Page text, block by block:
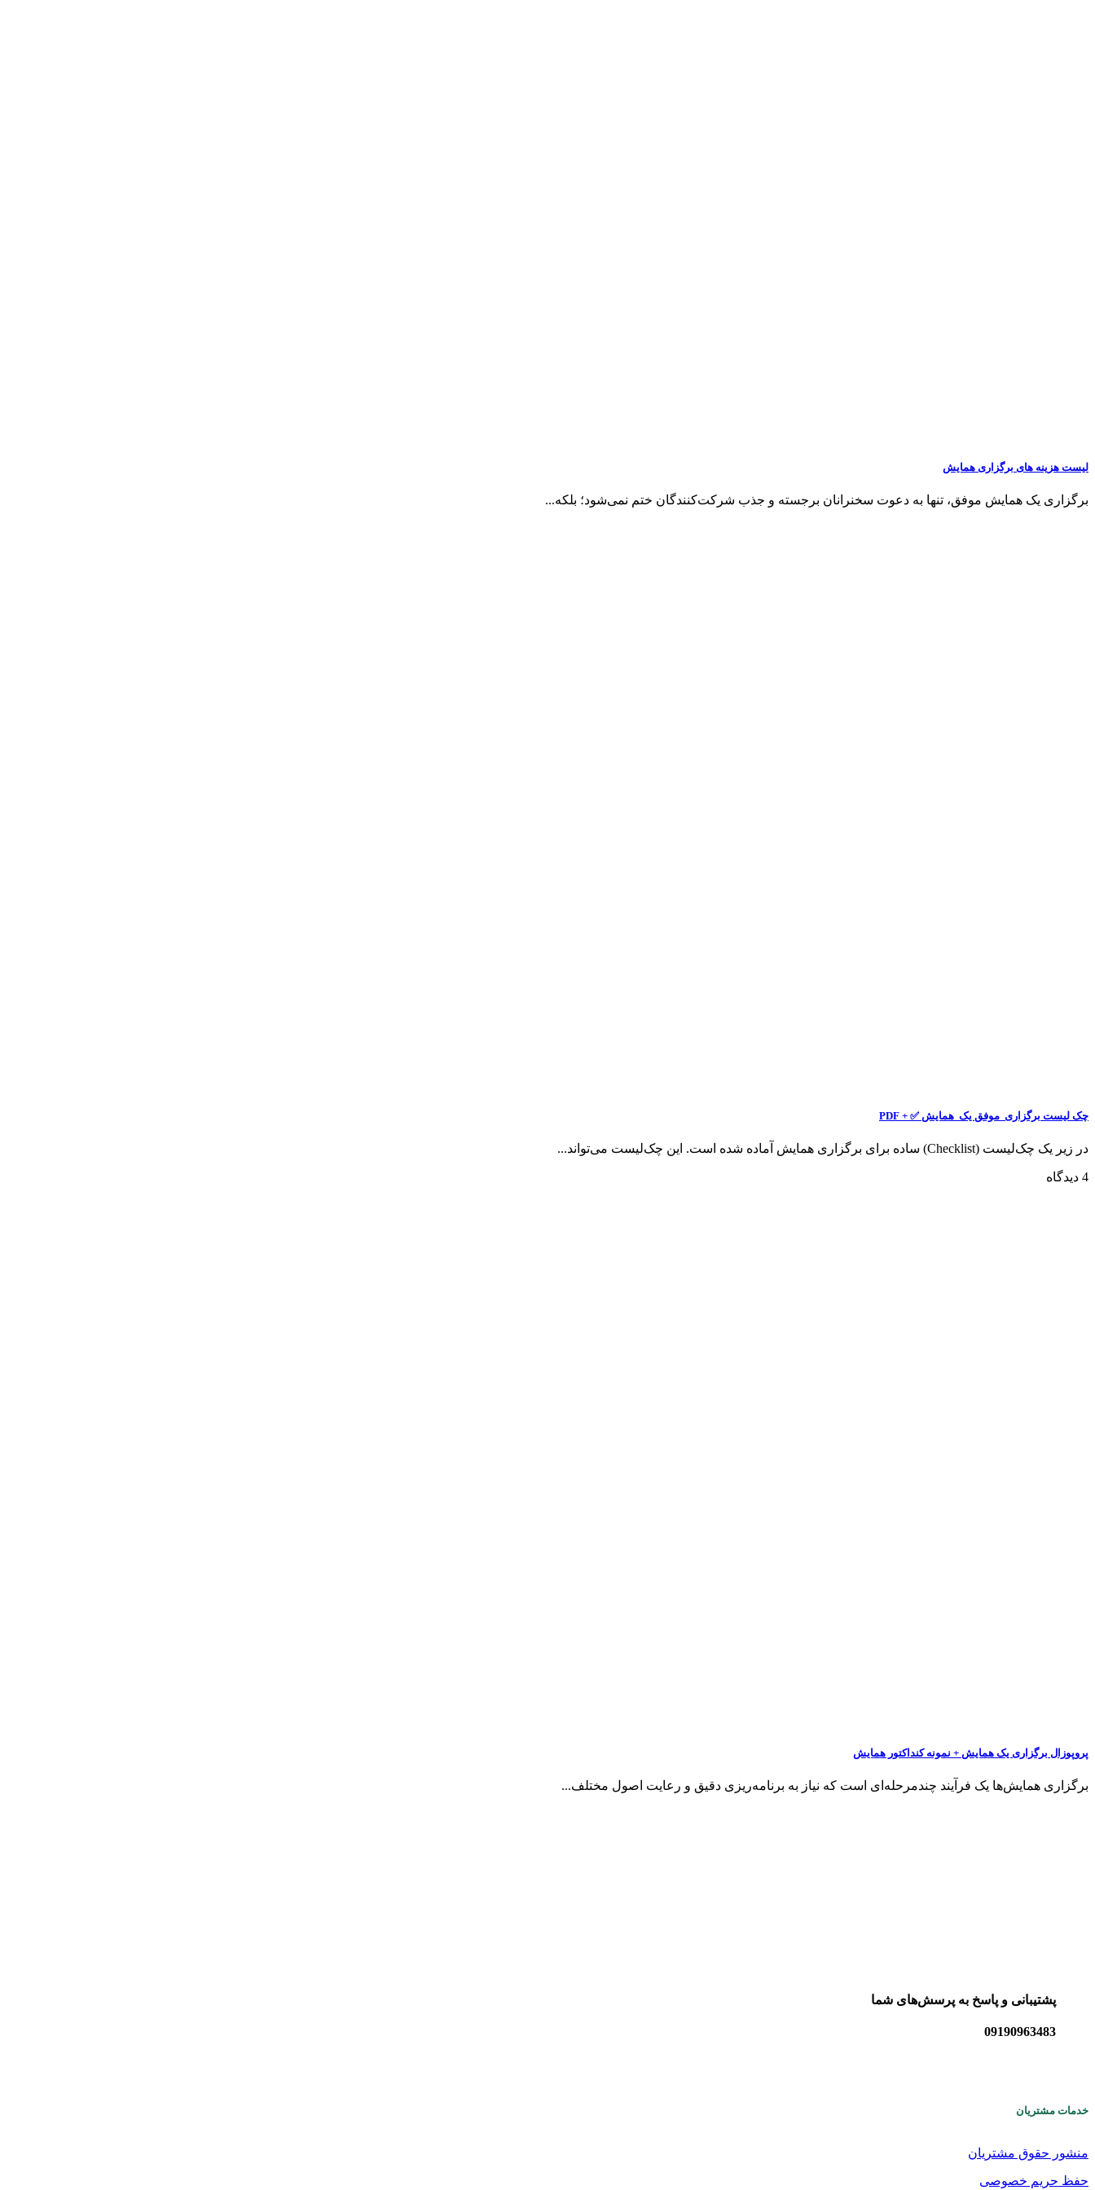
لیست هزینه های برگزاری همایش
برگزاری یک همایش موفق، تنها به دعوت سخنرانان برجسته و جذب شرکت‌کنندگان ختم نمی‌شود؛ بلکه...
چک لیست برگزاری موفق یک همایش ✅ + PDF
در زیر یک چک‌لیست (Checklist) ساده برای برگزاری همایش آماده شده است. این چک‌لیست می‌تواند...
4 دیدگاه
پروپوزال برگزاری یک همایش + نمونه کنداکتور همایش
برگزاری همایش‌ها یک فرآیند چندمرحله‌ای است که نیاز به برنامه‌ریزی دقیق و رعایت اصول مختلف...
پشتیبانی و پاسخ به پرسش‌های شما
09190963483
خدمات مشتریان
منشور حقوق مشتریان
حفظ حریم خصوصی